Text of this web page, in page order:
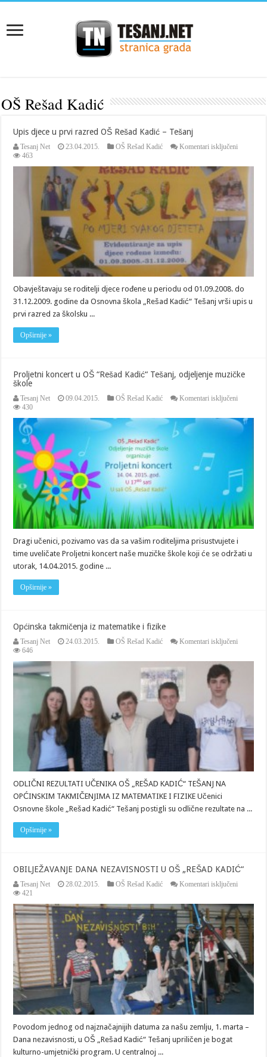
OŠ Rešad Kadić
Upis djece u prvi razred OŠ Rešad Kadić – Tešanj
Tesanj Net 23.04.2015. OŠ Rešad Kadić Komentari isključeni
prvi
razred
OŠ
Rešad
Kadić
Tešanj
463
Obavještavaju se roditelji djece rođene u periodu od 01.09.2008. do
31.12.2009. godine da Osnovna škola „Rešad Kadić“ Tešanj vrši upis u
prvi razred za školsku ...
Opširnije »
Proljetni koncert u OŠ “Rešad Kadić“ Tešanj, odjeljenje muzičke
škole
Tesanj Net 09.04.2015. OŠ Rešad Kadić Komentari isključeni
u
OŠ
odjeljenje
muzičke
škole
430
Dragi učenici, pozivamo vas da sa vašim roditeljima prisustvujete i
time uveličate Proljetni koncert naše muzičke škole koji će se održati u
utorak, 14.04.2015. godine ...
Opširnije »
Općinska takmičenja iz matematike i fizike
Tesanj Net 24.03.2015. OŠ Rešad Kadić Komentari isključeni
646
ODLIČNI REZULTATI UČENIKA OŠ „REŠAD KADIĆ“ TEŠANJ NA
OPĆINSKIM TAKMIČENJIMA IZ MATEMATIKE I FIZIKE Učenici
Osnovne škole „Rešad Kadić“ Tešanj postigli su odlične rezultate na ...
Opširnije »
OBILJEŽAVANJE DANA NEZAVISNOSTI U OŠ „REŠAD KADIĆ“
Tesanj Net 28.02.2015. OŠ Rešad Kadić Komentari isključeni
U
OŠ
„REŠAD
KADIĆ“
421
Povodom jednog od najznačajnijih datuma za našu zemlju, 1. marta –
Dana nezavisnosti, u OŠ „Rešad Kadić“ Tešanj upriličen je bogat
kulturno-umjetnički program. U centralnoj ...